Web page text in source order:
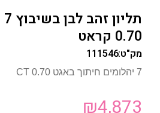
0.70 קראט
מק"ט:111546
7 יהלומים חיתוך באגט 0.70 CT
₪4,873